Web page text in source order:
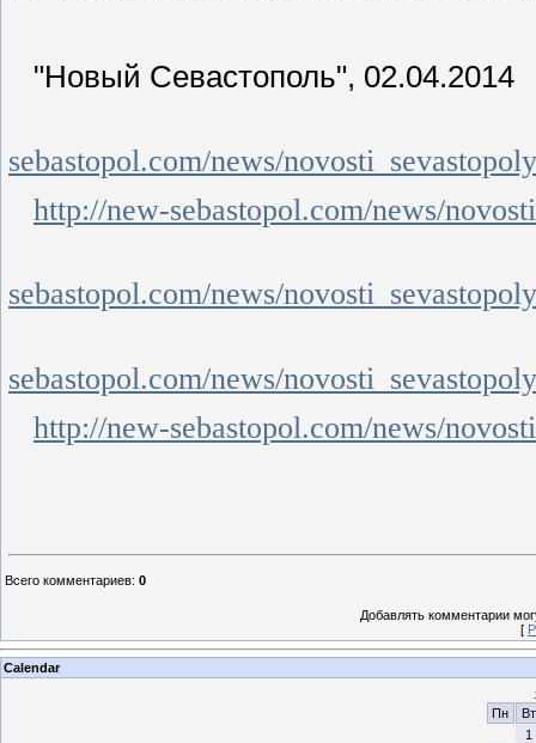
"Новый Севастополь", 02.04.2014
sebastopol.com/news/
http://new-sebastopol.com/news/
sebastopol.com/news/
sebastopol.com/news/
http://new-sebastopol.com/news/
Всего комментариев: 0
Добавлять комментарии
[
Calendar
Пн
Вт
1